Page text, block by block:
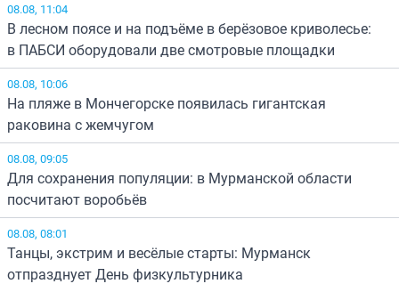
08.08, 11:04
В лесном поясе и на подъёме в берёзовое криволесье:
в ПАБСИ оборудовали две смотровые площадки
08.08, 10:06
На пляже в Мончегорске появилась гигантская
раковина с жемчугом
08.08, 09:05
Для сохранения популяции: в Мурманской области
посчитают воробьёв
08.08, 08:01
Танцы, экстрим и весёлые старты: Мурманск
отпразднует День физкультурника